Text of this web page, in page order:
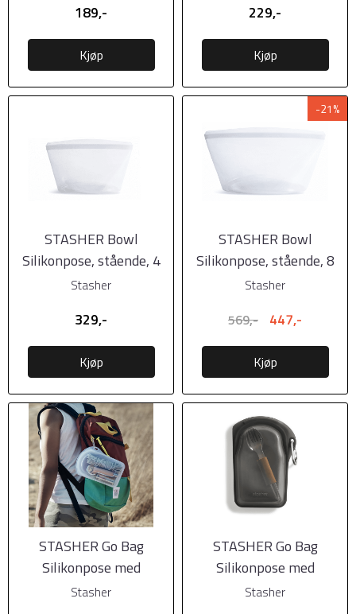
189,-
Kjøp
229,-
Kjøp
STASHER Bowl
Silikonpose, stående, 4
Cup - 0,96l, Klar
Stasher
329,-
Kjøp
-21%
STASHER Bowl
Silikonpose, stående, 8
Cup - 1,92l, Klar
Stasher
569,- 447,-
Kjøp
STASHER Go Bag
Silikonpose med
karabinkrok, 532 ml,
Stasher
STASHER Go Bag
Silikonpose med
karabinkrok, 532 ml,
Stasher